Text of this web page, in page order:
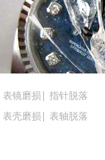
表镜磨损 指针脱落
表壳磨损
表轴脱落